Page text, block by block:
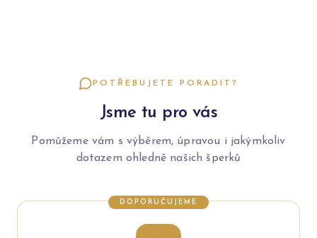
POTŘEBUJETE PORADIT?
Jsme tu pro vás
Pomůžeme vám s výběrem, úpravou i jakýmkoliv
dotazem ohledně našich šperků
DOPORUČUJEME